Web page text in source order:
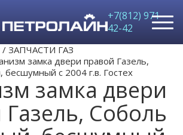
+7(812) 971-
42-42
/ ЗАПЧАСТИ ГАЗ
замка двери правой Газель,
бесшумный с 2004 г.в. Гостех
замка двери
Соболь